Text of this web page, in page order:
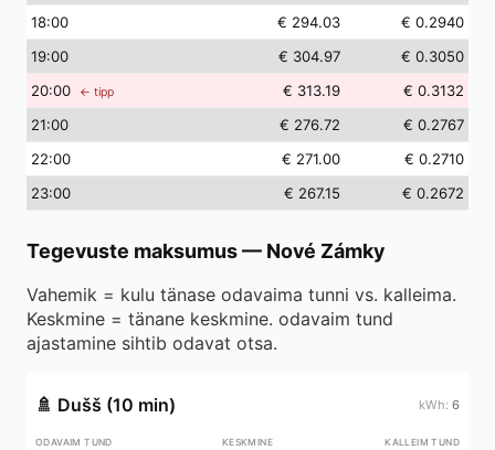
18:00 € 294.03
€ 0.2940
19:00 € 304.97
€ 0.3050
20:00 ← tipp € 313.19
€ 0.3132
21:00 € 276.72
€ 0.2767
22:00 € 271.00
€ 0.2710
23:00 € 267.15 € 0.2672
Tegevuste maksumus— Nové Zámky
Vahemik = kulu tänase odavaima tunni vs. kalleima.
Keskmine = tänane keskmine. odavaim tund
ajastamine sihtib odavat otsa.
🚿 Dušš (10 min) 6